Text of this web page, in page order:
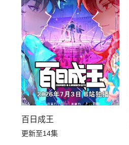
百日成王
更新至14集